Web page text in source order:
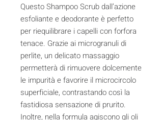
Questo Shampoo Scrub dall’azione
esfoliante e deodorante è perfetto
per riequilibrare i capelli con forfora
tenace. Grazie ai microgranuli di
perlite, un delicato massaggio
permetterà di rimuovere dolcemente
le impurità e favorire il microcircolo
superficiale, contrastando così la
fastidiosa sensazione di prurito.
Inoltre, nella formula agiscono gli oli